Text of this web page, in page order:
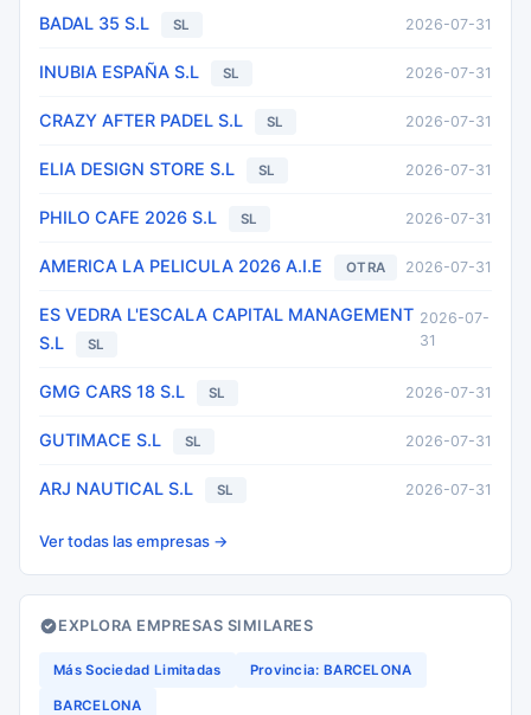
BADAL 35 S.L SL 2026-07-31
INUBIA ESPAÑA S.L SL 2026-07-31
CRAZY AFTER PADEL S.L SL 2026-07-31
ELIA DESIGN STORE S.L SL 2026-07-31
PHILO CAFE 2026 S.L SL 2026-07-31
AMERICA LA PELICULA 2026 A.I.E OTRA 2026-07-31
ES VEDRA L'ESCALA CAPITAL MANAGEMENT
S.L
SL
2026-07-
31
GMG CARS 18 S.L SL 2026-07-31
GUTIMACE S.L SL 2026-07-31
ARJ NAUTICAL S.L SL 2026-07-31
Ver todas las empresas →
EXPLORA EMPRESAS SIMILARES
Más Sociedad Limitadas Provincia: BARCELONA
BARCELONA